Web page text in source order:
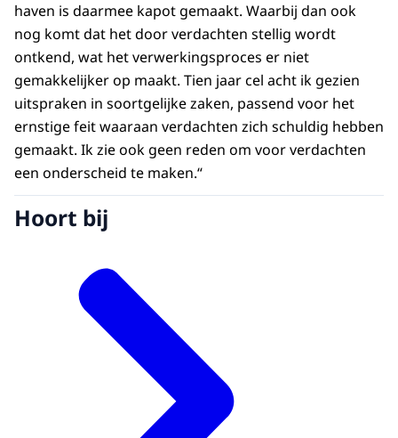
haven is daarmee kapot gemaakt. Waarbij dan ook
nog komt dat het door verdachten stellig wordt
ontkend, wat het verwerkingsproces er niet
gemakkelijker op maakt. Tien jaar cel acht ik gezien
uitspraken in soortgelijke zaken, passend voor het
ernstige feit waaraan verdachten zich schuldig hebben
gemaakt. Ik zie ook geen reden om voor verdachten
een onderscheid te maken.“
Hoort bij